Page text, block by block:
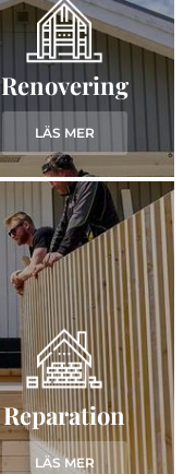
Renovering
LÄS MER
Reparation
LÄS MER